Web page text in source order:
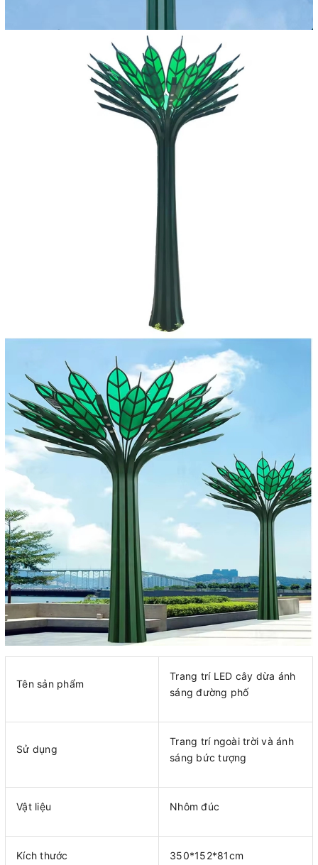
Tên sản phẩm
Trang trí LED cây dừa ánh
sáng đường phố
Sử dụng
Trang trí ngoài trời và ánh
sáng bức tượng
Vật liệu Nhôm đúc
Kích thước 350*152*81cm